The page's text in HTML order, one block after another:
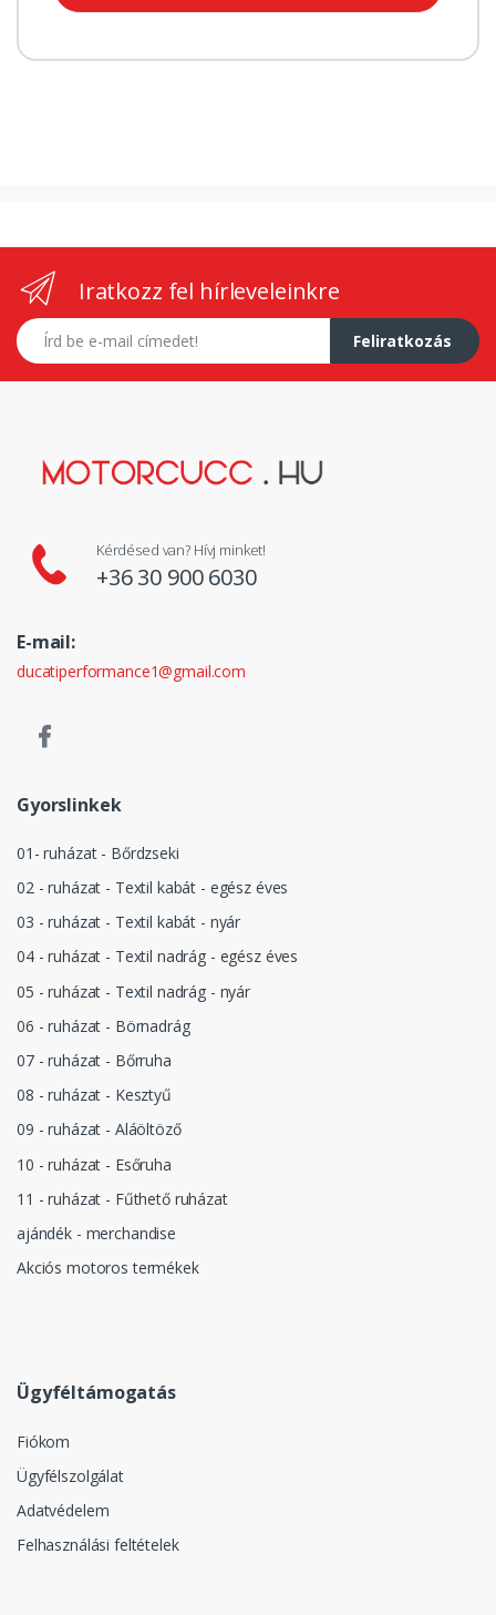
Iratkozz fel hírleveleinkre
E-mail címed
Feliratkozás
Kérdésed van? Hívj minket!
+36 30 900 6030
E-mail:
ducatiperformance1@gmail.com
Gyorslinkek
01- ruházat - Bőrdzseki
02 - ruházat - Textil kabát - egész éves
03 - ruházat - Textil kabát - nyár
04 - ruházat - Textil nadrág - egész éves
05 - ruházat - Textil nadrág - nyár
06 - ruházat - Börnadrág
07 - ruházat - Bőrruha
08 - ruházat - Kesztyű
09 - ruházat - Aláöltöző
10 - ruházat - Esőruha
11 - ruházat - Fűthető ruházat
ajándék - merchandise
Akciós motoros termékek
Ügyféltámogatás
Fiókom
Ügyfélszolgálat
Adatvédelem
Felhasználási feltételek